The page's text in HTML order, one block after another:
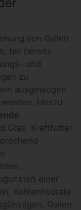
von Gallen
bei bereits
und
zu
ausgewogen
Hierzu
Gras. Kraftfutter
einer
Kohlenhydrate
Gallen